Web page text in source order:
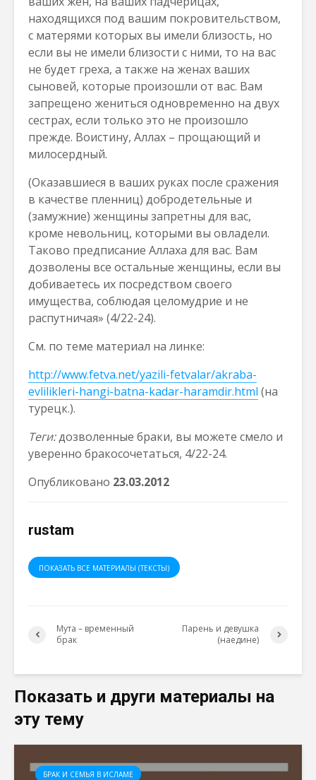
находящихся под вашим покровительством,
с матерями которых вы имели близость, но
если вы не имели близости с ними, то на вас
не будет греха, а также на женах ваших
сыновей, которые произошли от вас. Вам
запрещено жениться одновременно на двух
сестрах, если только это не произошло
прежде. Воистину, Аллах – прощающий и
милосердный.
(Оказавшиеся в ваших руках после сражения
в качестве пленниц) добродетельные и
(замужние) женщины запретны для вас,
кроме невольниц, которыми вы овладели.
Таково предписание Аллаха для вас. Вам
дозволены все остальные женщины, если вы
добиваетесь их посредством своего
имущества, соблюдая целомудрие и не
распутничая» (4/22-24).
См. по теме материал на линке:
http://www.fetva.net/yazili-fetvalar/akraba-
evlilikleri-hangi-batna-kadar-haramdir.html (на
турецк.).
Теги:дозволенные браки, вы можете смело и
уверенно бракосочетаться, 4/22-24.
Опубликовано 23.03.2012
rustam
ПОКАЗАТЬ ВСЕ МАТЕРИАЛЫ (ТЕКСТЫ)
Мута – временный
брак
Парень и девушка
(наедине)
Показать и други материалы на
эту тему
БРАК И СЕМЬЯ В ИСЛАМЕ